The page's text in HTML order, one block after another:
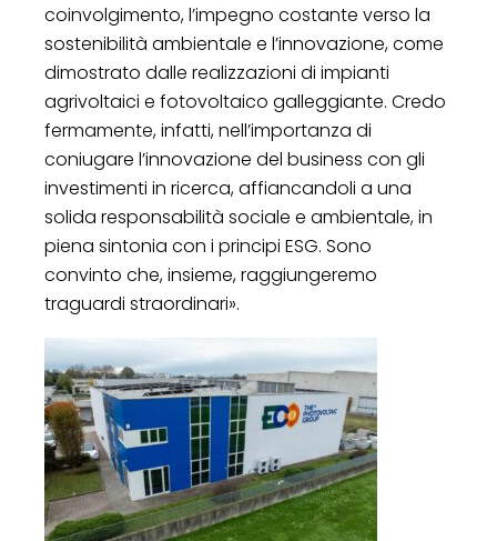
coinvolgimento, l’impegno costante verso la
sostenibilità ambientale e l’innovazione, come
dimostrato dalle realizzazioni di impianti
agrivoltaici e fotovoltaico galleggiante. Credo
fermamente, infatti, nell’importanza di
coniugare l’innovazione del business con gli
investimenti in ricerca, affiancandoli a una
solida responsabilità sociale e ambientale, in
piena sintonia con i principi ESG. Sono
convinto che, insieme, raggiungeremo
traguardi straordinari».